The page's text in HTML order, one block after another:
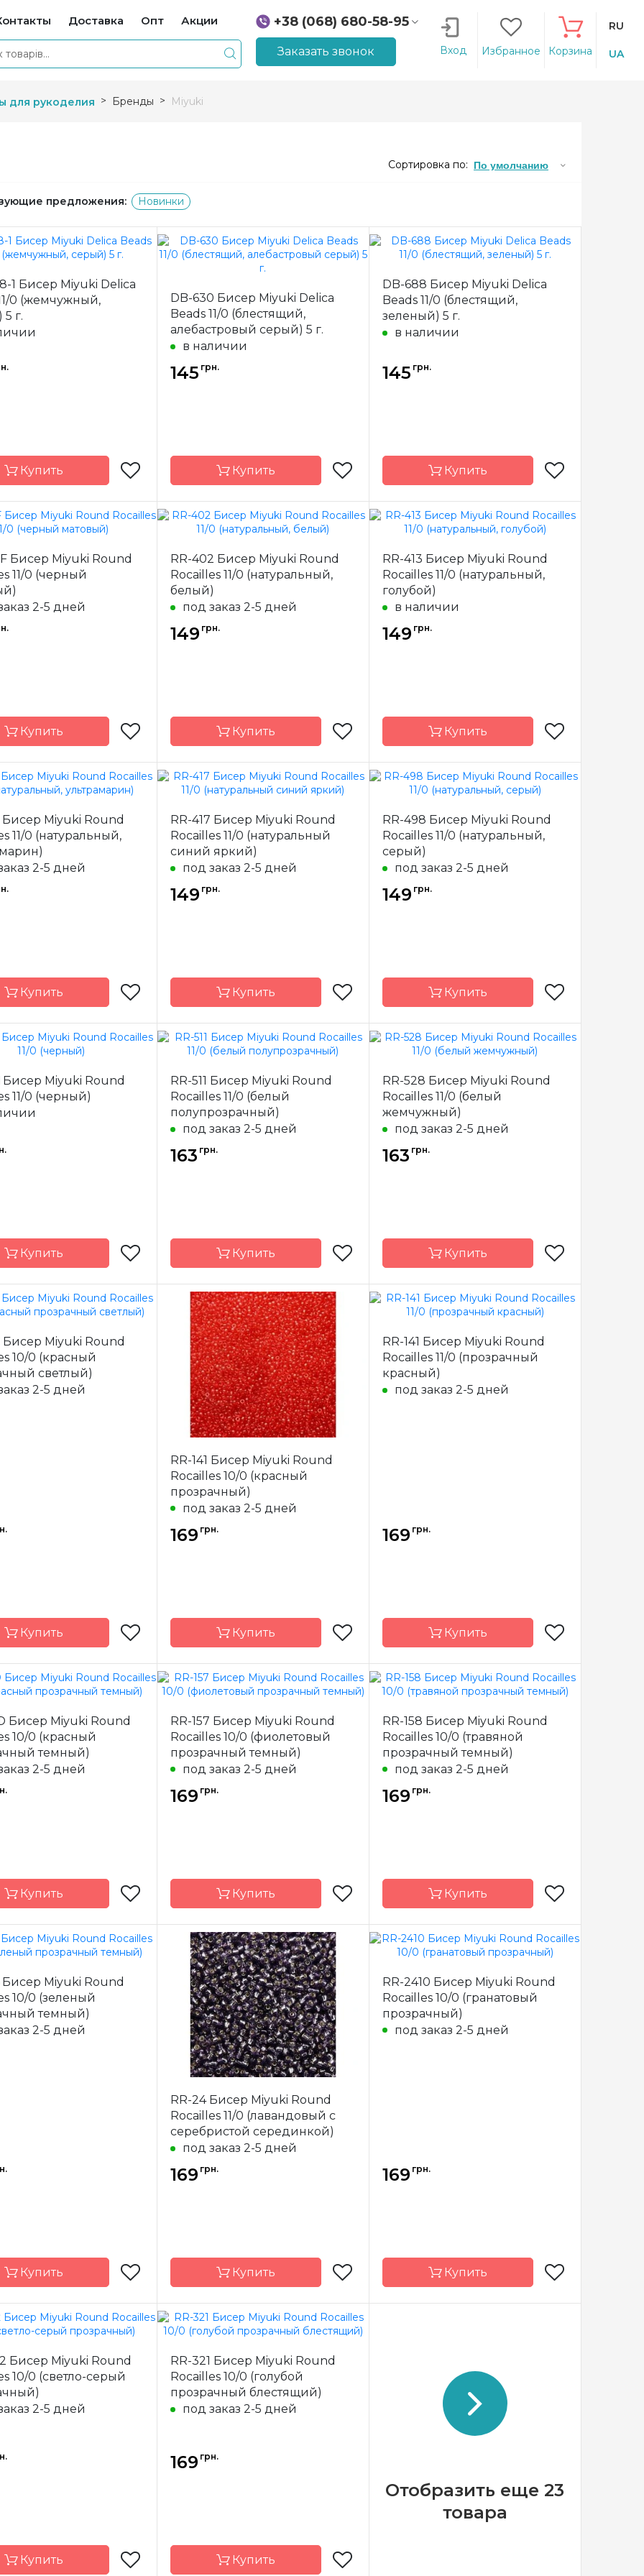
Доставка Опт Акции
+38 (068) 680-58-95
+38 (066) 207-14-90
Заказать звонок Вход Избранное Корзина
RU
UA
для рукоделия Бренды Miyuki
Сортировка по: По умолчанию
предложения: Новинки
1 Бисер Miyuki Delica
0 (жемчужный,
г.
Купить
Япония
DB-630 Бисер Miyuki Delica
Beads 11/0 (блестящий,
алебастровый серый) 5 г.
в наличии
145 грн.
Купить
Страна-
производитель
Япония
Материал
DB-688 Бисер Miyuki Delica
Beads 11/0 (блестящий,
зеленый) 5 г.
в наличии
145 грн.
Купить
Страна-
производитель
Япония
Материал
Бисер Miyuki Round
11/0 (черный
2-5 дней
Купить
Япония
RR-402 Бисер Miyuki Round
Rocailles 11/0 (натуральный,
белый)
под заказ 2-5 дней
149 грн.
Купить
Страна-
производитель
Япония
Материал
RR-413 Бисер Miyuki Round
Rocailles 11/0 (натуральный,
голубой)
в наличии
149 грн.
Купить
Страна-
производитель
Япония
Материал
Бисер Miyuki Round
11/0 (натуральный,
2-5 дней
Купить
Япония
RR-417 Бисер Miyuki Round
Rocailles 11/0 (натуральный
синий яркий)
под заказ 2-5 дней
149 грн.
Купить
Страна-
производитель
Япония
Материал
RR-498 Бисер Miyuki Round
Rocailles 11/0 (натуральный,
серый)
под заказ 2-5 дней
149 грн.
Купить
Страна-
производитель
Япония
Материал
Бисер Miyuki Round
11/0 (черный)
Купить
Япония
RR-511 Бисер Miyuki Round
Rocailles 11/0 (белый
полупрозрачный)
под заказ 2-5 дней
163 грн.
Купить
Бренд
Miyuki
Страна-
производитель
Япония
Материал
стекло
Размер бисера
11/0
RR-528 Бисер Miyuki Round
Rocailles 11/0 (белый
жемчужный)
под заказ 2-5 дней
163 грн.
Купить
Страна-
производитель
Япония
Материал
Бисер Miyuki Round
10/0 (красный
светлый)
2-5 дней
Купить
Япония
RR-141 Бисер Miyuki Round
Rocailles 10/0 (красный
прозрачный)
под заказ 2-5 дней
169 грн.
Купить
Страна-
производитель
Япония
Материал
RR-141 Бисер Miyuki Round
Rocailles 11/0 (прозрачный
красный)
под заказ 2-5 дней
169 грн.
Купить
Страна-
производитель
Япония
Материал
Бисер Miyuki Round
10/0 (красный
темный)
2-5 дней
Купить
Япония
RR-157 Бисер Miyuki Round
Rocailles 10/0 (фиолетовый
прозрачный темный)
под заказ 2-5 дней
169 грн.
Купить
Бренд
Miyuki
Страна-
производитель
Япония
Материал
стекло
Размер бисера
10/0
RR-158 Бисер Miyuki Round
Rocailles 10/0 (травяной
прозрачный темный)
под заказ 2-5 дней
169 грн.
Купить
Страна-
производитель
Япония
Материал
Бисер Miyuki Round
10/0 (зеленый
темный)
2-5 дней
Купить
Япония
RR-24 Бисер Miyuki Round
Rocailles 11/0 (лавандовый с
серебристой серединкой)
под заказ 2-5 дней
169 грн.
Купить
Страна-
производитель
Япония
Материал
стекло
RR-2410 Бисер Miyuki Round
Rocailles 10/0 (гранатовый
прозрачный)
под заказ 2-5 дней
169 грн.
Купить
производитель
Размер бисера
Бисер Miyuki Round
10/0 (светло-серый
2-5 дней
Купить
RR-321 Бисер Miyuki Round
Rocailles 10/0 (голубой
прозрачный блестящий)
под заказ 2-5 дней
169 грн.
Купить
Отобразить еще 23
товара